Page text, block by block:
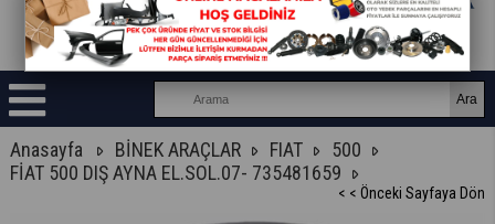
Anasayfa BİNEK ARAÇLAR FIAT
500
FİAT 500 DIŞ AYNA EL.SOL.07- 735481659
< < Önceki Sayfaya Dön